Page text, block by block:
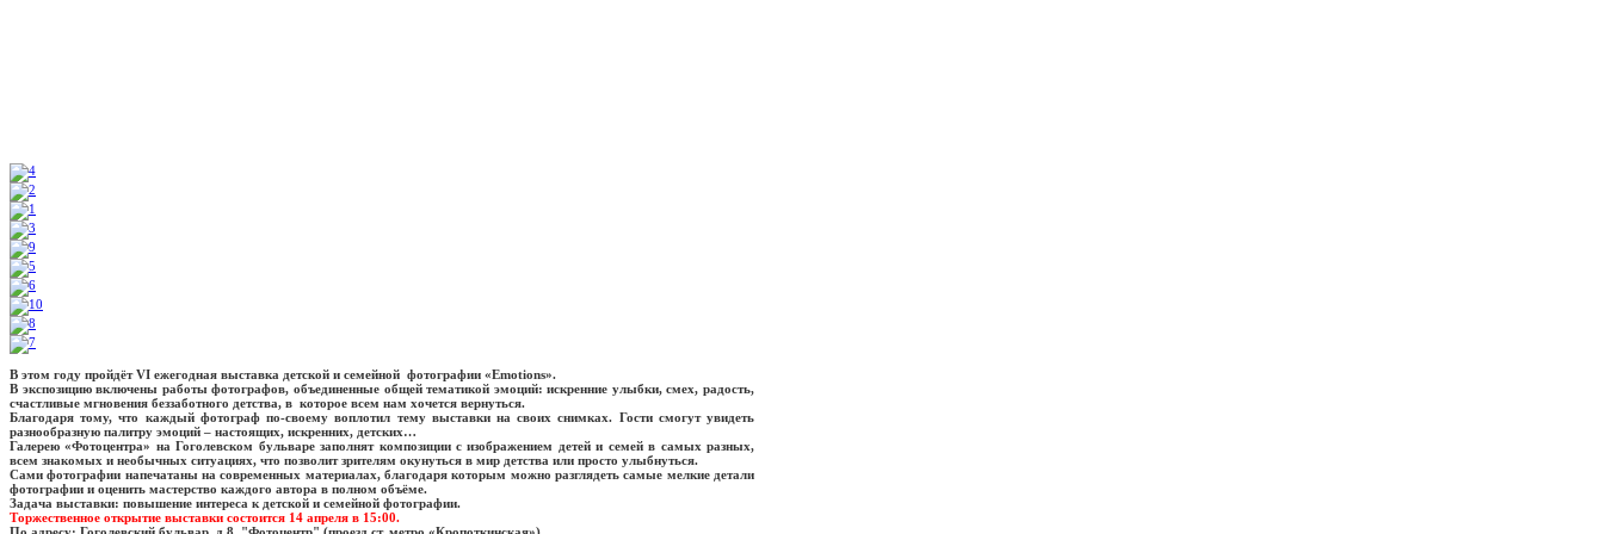
В этом году пройдёт VI ежегодная выставка детской и семейной фотографии «Emotions».
В экспозицию включены работы фотографов, объединенные общей тематикой эмоций: искренние улыбки, смех, радость,
счастливые мгновения беззаботного детства, в которое всем нам хочется вернуться.
Благодаря тому, что каждый фотограф по-своему воплотил тему выставки на своих снимках. Гости смогут увидеть
разнообразную палитру эмоций – настоящих, искренних, детских…
Галерею «Фотоцентра» на Гоголевском бульваре заполнят композиции с изображением детей и семей в самых разных,
всем знакомых и необычных ситуациях, что позволит зрителям окунуться в мир детства или просто улыбнуться.
Сами фотографии напечатаны на современных материалах, благодаря которым можно разглядеть самые мелкие детали
фотографии и оценить мастерство каждого автора в полном объёме.
Задача выставки: повышение интереса к детской и семейной фотографии.
Торжественное открытие выставки состоится 14 апреля в 15:00.